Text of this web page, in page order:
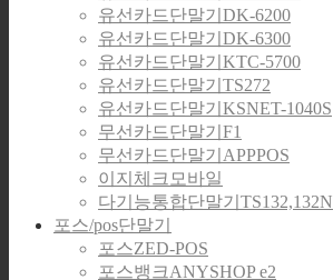
유선카드단말기DK-6200
유선카드단말기DK-6300
유선카드단말기KTC-5700
유선카드단말기TS272
유선카드단말기KSNET-1040S
무선카드단말기F1
무선카드단말기APPPOS
이지체크모바일
다기능통합단말기TS132,132N
포스/pos단말기
포스ZED-POS
포스뱅크ANYSHOP e2